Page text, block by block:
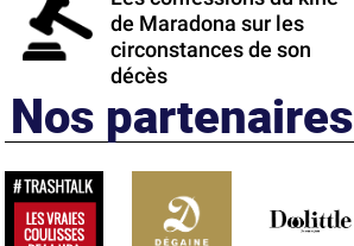
de Maradona sur les
circonstances de son
décès
Nos partenaires